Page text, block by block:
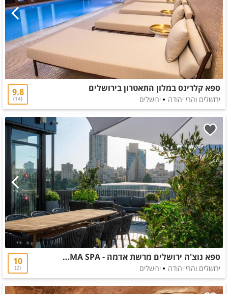
ספא קלרינס במלון התאטרון בירושלים
ירושלים והרי יהודה ירושלים
9.8
14
ספא נוצ'ה ירושלים מרשת אדמה - ADAMA SPA
ירושלים והרי יהודה ירושלים
10
2